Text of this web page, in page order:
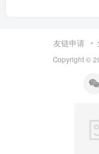
友链申请
Copyright ©